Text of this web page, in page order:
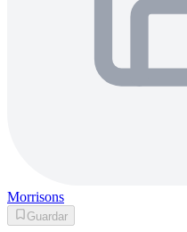
Morrisons
Guardar